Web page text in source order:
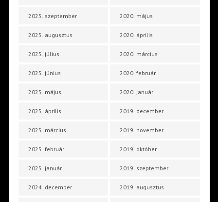
2025. szeptember
2025. augusztus
2025. július
2025. június
2025. május
2025. április
2025. március
2025. február
2025. január
2024. december
2020. május
2020. április
2020. március
2020. február
2020. január
2019. december
2019. november
2019. október
2019. szeptember
2019. augusztus